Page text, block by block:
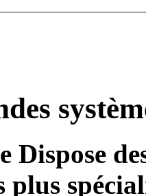
des
Dispose
plus